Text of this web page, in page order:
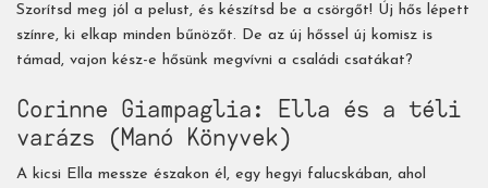
Szorítsd meg jól a pelust, és készítsd be a csörgőt! Új hős lépett
színre, ki elkap minden bűnözőt. De az új hőssel új komisz is
támad, vajon kész-e hősünk megvívni a családi csatákat?
Corinne Giampaglia: Ella ​és a téli
varázs (Manó Könyvek)
A kicsi Ella messze északon él, egy hegyi falucskában, ahol